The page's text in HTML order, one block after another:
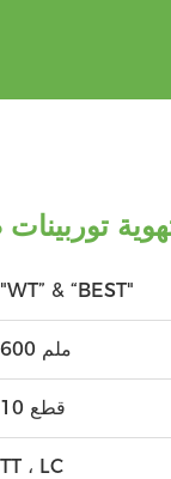
توربينات
"WT” & “BEST"
600 ملم
10 قطع
TT ، LC